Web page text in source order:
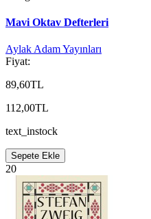
Mavi Oktav Defterleri
Aylak Adam Yayınları
Fiyat:
89,60TL
112,00TL
text_instock
Sepete Ekle
20